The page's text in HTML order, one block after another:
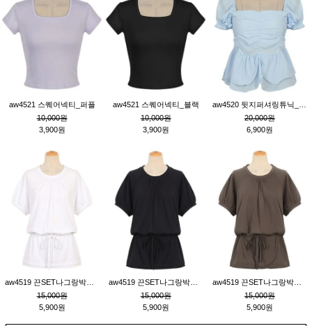
aw4521 스퀘어넥티_퍼플
10,000원
3,900원
aw4521 스퀘어넥티_블랙
10,000원
3,900원
20,000원
6,900원
15,000원
5,900원
15,000원
5,900원
15,000원
5,900원